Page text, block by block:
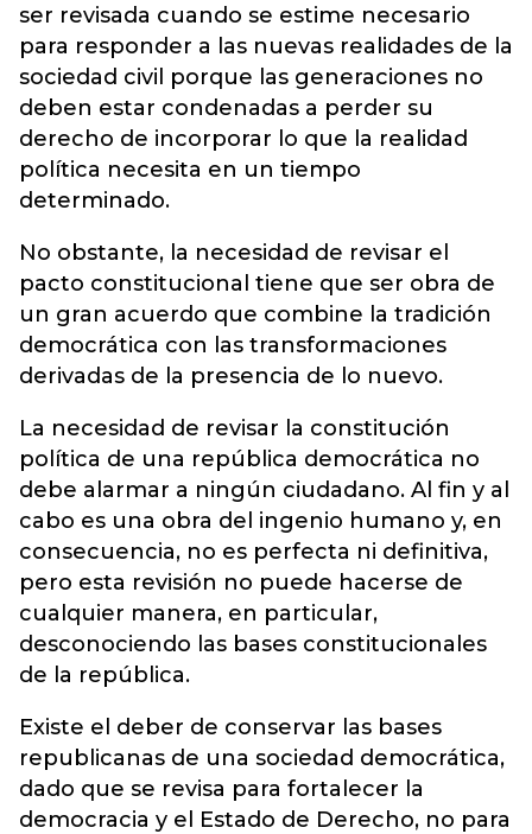
ser revisada cuando se estime necesario
para responder a las nuevas realidades de la
sociedad civil porque las generaciones no
deben estar condenadas a perder su
derecho de incorporar lo que la realidad
política necesita en un tiempo
determinado.
No obstante, la necesidad de revisar el
pacto constitucional tiene que ser obra de
un gran acuerdo que combine la tradición
democrática con las transformaciones
derivadas de la presencia de lo nuevo.
La necesidad de revisar la constitución
política de una república democrática no
debe alarmar a ningún ciudadano. Al fin y al
cabo es una obra del ingenio humano y, en
consecuencia, no es perfecta ni definitiva,
pero esta revisión no puede hacerse de
cualquier manera, en particular,
desconociendo las bases constitucionales
de la república.
Existe el deber de conservar las bases
republicanas de una sociedad democrática,
dado que se revisa para fortalecer la
democracia y el Estado de Derecho, no para